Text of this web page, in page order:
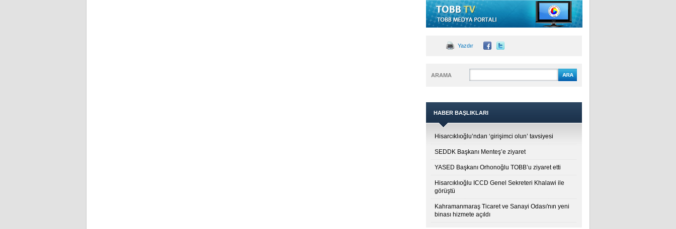
Yazdır
ARAMA
HABER BAŞLIKLARI
Hisarcıklıoğlu’ndan ‘girişimci olun’ tavsiyesi
SEDDK Başkanı Menteş’e ziyaret
YASED Başkanı Orhonoğlu TOBB’u ziyaret etti
Hisarcıklıoğlu ICCD Genel Sekreteri Khalawi ile
görüştü
Kahramanmaraş Ticaret ve Sanayi Odası'nın yeni
binası hizmete açıldı